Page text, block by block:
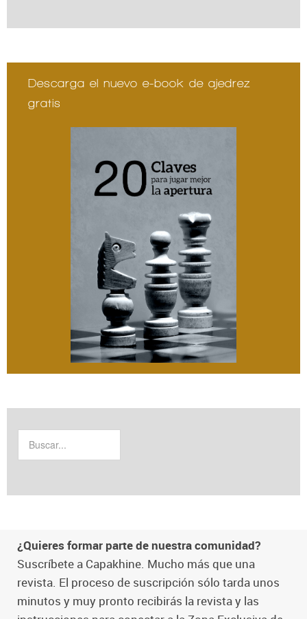
Descarga el nuevo e-book de ajedrez
gratis
¿Quieres formar parte de nuestra comunidad?
Suscríbete a Capakhine. Mucho más que una
revista. El proceso de suscripción sólo tarda unos
minutos y muy pronto recibirás la revista y las